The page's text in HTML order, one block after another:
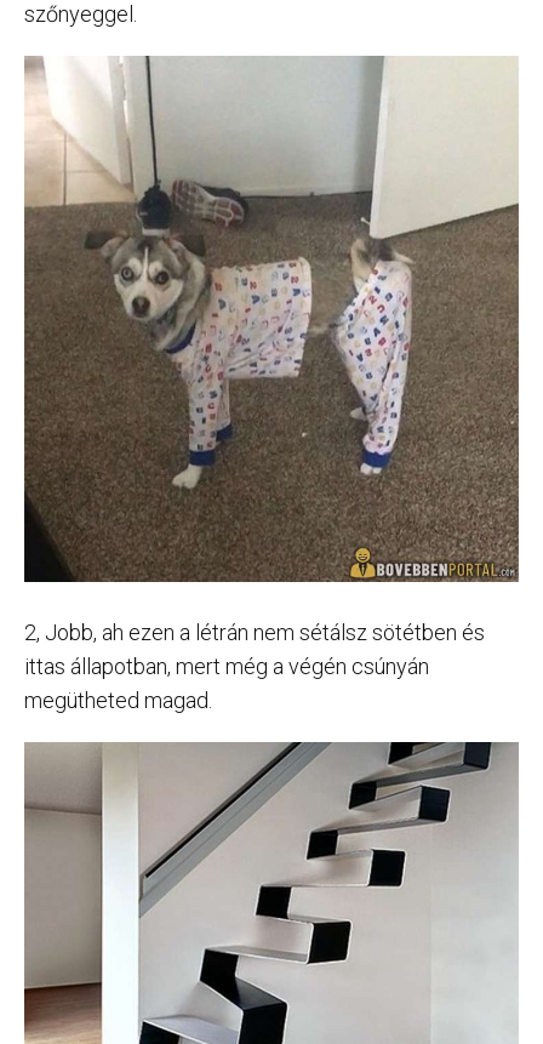
szőnyeggel.
2, Jobb, ah ezen a létrán nem sétálsz sötétben és
ittas állapotban, mert még a végén csúnyán
megütheted magad.